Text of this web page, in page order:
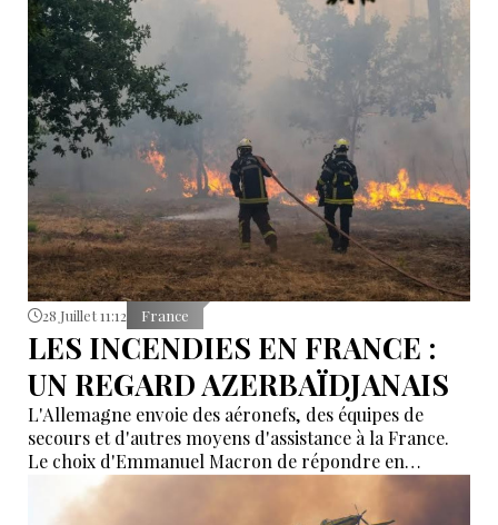
28 Juillet 11:12 France
LES INCENDIES EN FRANCE :
UN REGARD AZERBAÏDJANAIS
L'Allemagne envoie des aéronefs, des équipes de
secours et d'autres moyens d'assistance à la France.
Le choix d'Emmanuel Macron de répondre en
allemand a eu une portée symbolique.